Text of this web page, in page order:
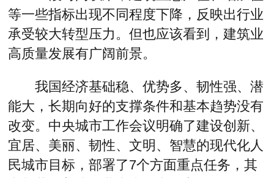
等一些指标出现不同程度下降，反映出行业
承受较大转型压力。但也应该看到，建筑业
高质量发展有广阔前景。
我国经济基础稳、优势多、韧性强、潜
能大，长期向好的支撑条件和基本趋势没有
改变。中央城市工作会议明确了建设创新、
宜居、美丽、韧性、文明、智慧的现代化人
民城市目标，部署了7个方面重点任务，其